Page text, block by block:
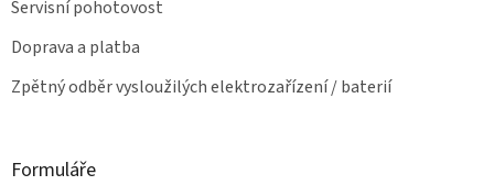
Servisní pohotovost
Doprava a platba
Zpětný odběr vysloužilých elektrozařízení / baterií
Formuláře